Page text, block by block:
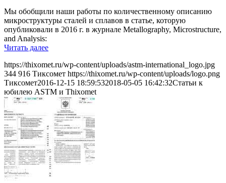
Мы обобщили наши работы по количественному описанию
микроструктуры сталей и сплавов в статье, которую
опубликовали в 2016 г. в журнале Metallography, Microstructure,
and Analysis:
Читать далее
https://thixomet.ru/wp-content/uploads/astm-international_logo.jpg
344 916 Тиксомет https://thixomet.ru/wp-content/uploads/logo.png
Тиксомет2016-12-15 18:59:532018-05-05 16:42:32Статьи к
юбилею ASTM и Thixomet